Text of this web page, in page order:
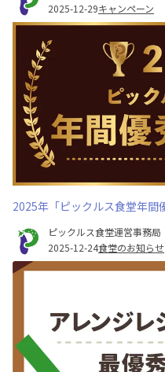
2025-12-29キャンペーン
2025年「ピックルス食堂年間
ピックルス食堂運営事務局
2025-12-24食堂のお知らせ